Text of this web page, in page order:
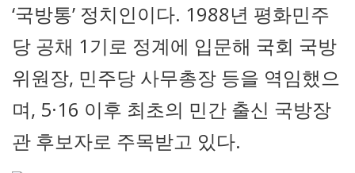
‘국방통’ 정치인이다. 1988년 평화민주
당 공채 1기로 정계에 입문해 국회 국방
위원장, 민주당 사무총장 등을 역임했으
며, 5·16 이후 최초의 민간 출신 국방장
관 후보자로 주목받고 있다.